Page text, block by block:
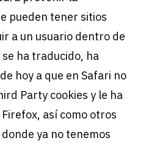
pueden tener sitios
a un usuario dentro de
ha traducido, ha
hoy a que en Safari no
Party cookies y le ha
así como otros
ya no tenemos